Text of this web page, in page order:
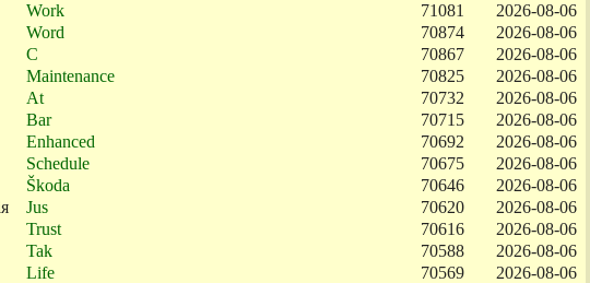
Work 71081
2026-08-06
Word 70874
2026-08-06
C 70867
2026-08-06
Maintenance 70825
2026-08-06
At 70732
2026-08-06
Bar 70715
2026-08-06
Enhanced 70692
2026-08-06
Schedule 70675
2026-08-06
Škoda 70646
2026-08-06
Jus 70620
2026-08-06
Trust 70616
2026-08-06
Tak 70588
2026-08-06
Life 70569
2026-08-06